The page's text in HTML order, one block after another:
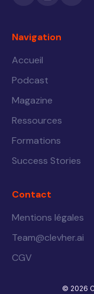
Navigation
Accueil
Podcast
Magazine
Ressources
Formations
Success Stories
Contact
Mentions légales
Team@clevher.ai
CGV
© 2026